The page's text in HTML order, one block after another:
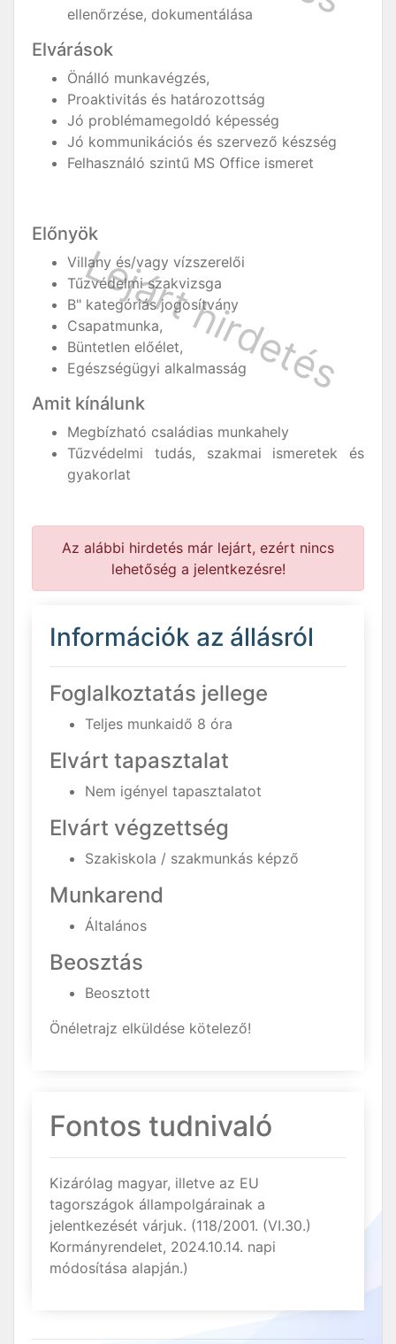
ellenőrzése, dokumentálása
Elvárások
Önálló munkavégzés,
Proaktivitás és határozottság
Jó problémamegoldó képesség
Jó kommunikációs és szervező készség
Felhasználó szintű MS Office ismeret
Előnyök
Villany és/vagy vízszerelői
Tűzvédelmi szakvizsga
B" kategóriás jogosítvány
Csapatmunka,
Büntetlen előélet,
Egészségügyi alkalmasság
Amit kínálunk
Megbízható családias munkahely
Tűzvédelmi tudás, szakmai ismeretek és
gyakorlat
Az alábbi hirdetés már lejárt, ezért nincs
lehetőség a jelentkezésre!
Információk az állásról
Foglalkoztatás jellege
Teljes munkaidő 8 óra
Elvárt tapasztalat
Nem igényel tapasztalatot
Elvárt végzettség
Szakiskola / szakmunkás képző
Munkarend
Általános
Beosztás
Beosztott
Önéletrajz elküldése kötelező!
Fontos tudnivaló
Kizárólag magyar, illetve az EU
tagországok állampolgárainak a
jelentkezését várjuk. (118/2001. (VI.30.)
Kormányrendelet, 2024.10.14. napi
módosítása alapján.)